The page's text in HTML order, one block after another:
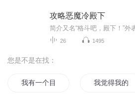
攻略恶魔冷殿下
26 1495
您是不是在找：
我有一个目标 我觉得我的目